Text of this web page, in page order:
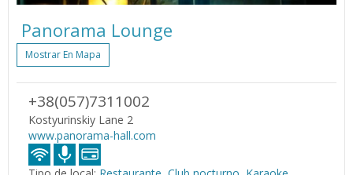
Panorama Lounge
Mostrar En Mapa
+38(057)7311002
Kostyurinskiy Lane 2
www.panorama-hall.com